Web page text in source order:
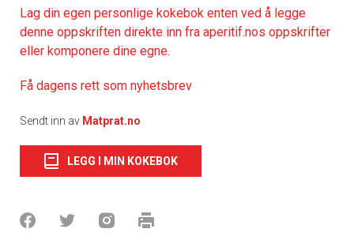
Lag din egen personlige kokebok enten ved å legge
denne oppskriften direkte inn fra aperitif.nos oppskrifter
eller komponere dine egne.
Få dagens rett som nyhetsbrev
Sendt inn av Matprat.no
LEGG I MIN KOKEBOK